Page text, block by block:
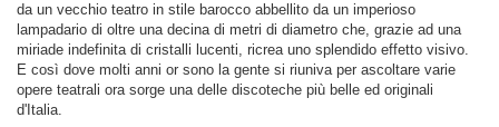
da un vecchio teatro in stile barocco abbellito da un imperioso
lampadario di oltre una decina di metri di diametro che, grazie ad una
miriade indefinita di cristalli lucenti, ricrea uno splendido effetto visivo.
E così dove molti anni or sono la gente si riuniva per ascoltare varie
opere teatrali ora sorge una delle discoteche più belle ed originali
d'Italia.